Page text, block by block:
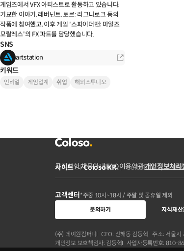
게임즈에서 VFX 아티스트로 활동하고 있습니다.
기묘한 이야기, 레버넌트, 토르: 라그나로크 등의
작품에 참여했고, 이후 게임 '스파이더맨: 마일즈
모랄레스'의 FX 파트를 담당했습니다.
SNS
artstation
키워드
언리얼 게임업계 취업 해외스튜디오
공지사항채용안내FAQ이용약관개인정보처리
고객센터*주중 10시~18시 / 주말 및 공휴일 제외
문의하기
지식재산
사이트 Coloso KR Coloso JP
(주) 데이원컴퍼니 CEO: 신해동 김동혁 주소: 서울시
개인정보 보호책임자: 김동혁
사업자등록번호: 810-